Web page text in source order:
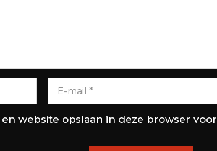
en website opslaan in deze browser